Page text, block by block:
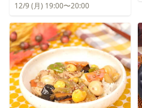
12/9 (月) 19:00〜20:00